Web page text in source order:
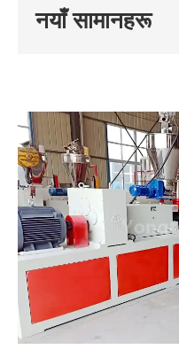
नयाँ सामानहरू